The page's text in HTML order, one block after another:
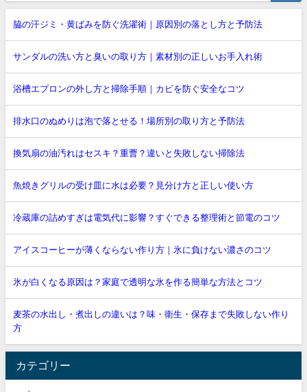
脇の汗ジミ・黄ばみを防ぐ洗濯術｜原因別の落とし方と予防法
サンダルの洗い方と臭いの取り方｜素材別の正しいお手入れ術
浴槽エプロンの外し方と掃除手順｜カビを防ぐ安全なコツ
排水口のぬめりは泡で落とせる！場所別の取り方と予防法
換気扇の油汚れはセスキ？重曹？違いと失敗しない掃除法
魚焼きグリルの受け皿に水は必要？見分け方と正しい使い方
冷蔵庫の詰めすぎは電気代に影響？すぐできる整理術と節電のコツ
アイスコーヒーが薄くならない作り方｜氷に負けない濃さのコツ
氷が白くなる原因は？家庭で透明な氷を作る簡単な方法とコツ
麦茶の水出し・煮出しの違いは？味・衛生・保存まで失敗しない作り
方
カテゴリー